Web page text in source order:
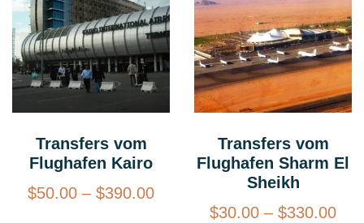
Transfers vom
Flughafen Kairo
$50.00 – $390.00
Transfers vom
Flughafen Sharm El
Sheikh
$30.00 – $330.00